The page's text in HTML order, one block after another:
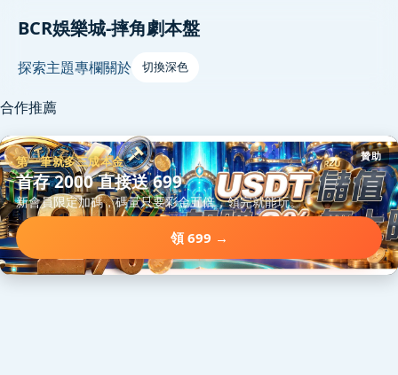
BCR娛樂城-摔角劇本盤
探索主題專欄關於 切換深色
合作推薦
贊助
第一筆就多三成本金
首存 2000 直接送 699
新會員限定加碼，碼量只要彩金五倍，領完就能玩。
領 699 →